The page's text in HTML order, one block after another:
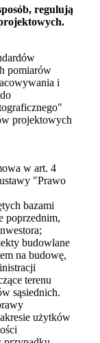
regulują
pomiarów
i
projektowych
w art. 4
"Prawo
bazami
poprzednim,
budowlane
na budowę,
terenu
sąsiednich.
użytków